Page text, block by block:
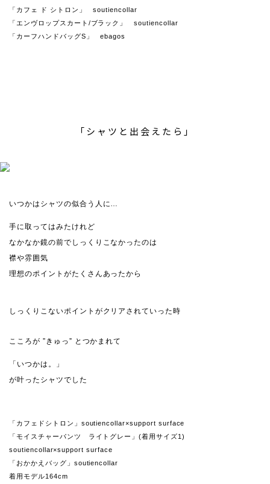
「カフェ ド シトロン」 soutiencollar
「エンヴロップスカート/ブラック」 soutiencollar
「カーフハンドバッグS」 ebagos
「シャツと出会えたら」
いつかはシャツの似合う人に…
手に取ってはみたけれど
なかなか鏡の前でしっくりこなかったのは
襟や雰囲気
理想のポイントがたくさんあったから
しっくりこないポイントがクリアされていった時
こころが ”きゅっ” とつかまれて
「いつかは。」
が叶ったシャツでした
「カフェドシトロン」soutiencollar×support surface
「モイスチャーパンツ ライトグレー」(着用サイズ1)
soutiencollar×support surface
「おかかえバッグ」soutiencollar
着用モデル164cm